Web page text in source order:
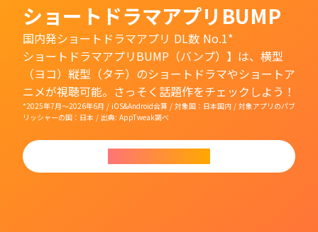
ショートドラマアプリBUMP
国内発ショートドラマアプリ DL数 No.1*
ショートドラマアプリBUMP（バンプ）】は、横型
（ヨコ）縦型（タテ）のショートドラマやショートア
ニメが視聴可能。さっそく話題作をチェックしよう！
*2025年7月〜2026年6月 / iOS&Android合算 / 対象国：日本国内 / 対象アプリのパブ
リッシャーの国：日本 / 出典: AppTweak調べ